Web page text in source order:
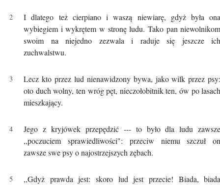
I dlatego też cierpiano i waszą niewiarę, gdyż była
wybiegiem i wykrętem w stronę ludu. Tako pan
swoim na niejedno zezwala i raduje się jeszcze
zuchwalstwu.
Lecz kto przez lud nienawidzony bywa, jako wilk przez
oto duch wolny, ten wróg pęt, nieczołobitnik ten, ów po
mieszkający.
Jego z kryjówek przepędzić --- to było dla ludu
,,poczuciem sprawiedliwości": przeciw niemu szczuł
zawsze swe psy o najostrzejszych zębach.
,,Gdyż prawda jest: skoro lud jest przecie! Biada,